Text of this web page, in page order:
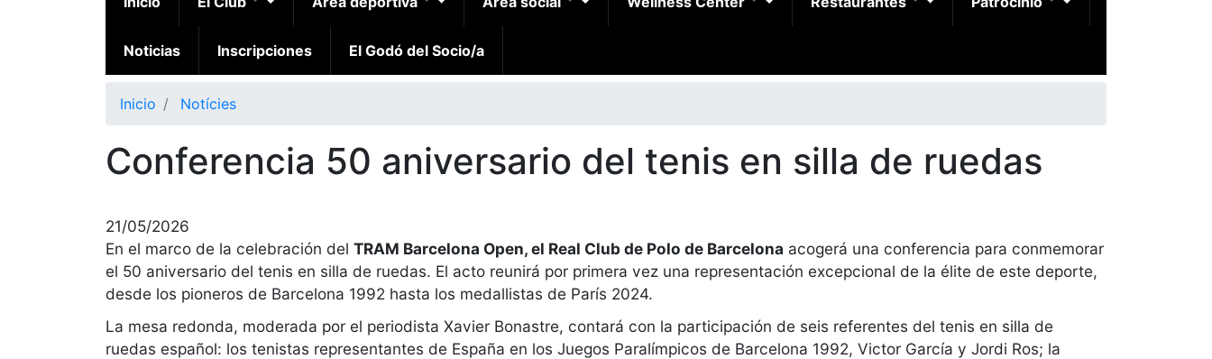
Noticias Inscripciones El Godó del Socio/a
Inicio Notícies
Conferencia 50 aniversario del tenis en silla de ruedas
21/05/2026
En el marco de la celebración del TRAM Barcelona Open, el Real Club de Polo de Barcelona acogerá una conferencia para conmemorar
el 50 aniversario del tenis en silla de ruedas. El acto reunirá por primera vez una representación excepcional de la élite de este deporte,
desde los pioneros de Barcelona 1992 hasta los medallistas de París 2024.
La mesa redonda, moderada por el periodista Xavier Bonastre, contará con la participación de seis referentes del tenis en silla de
ruedas español: los tenistas representantes de España en los Juegos Paralímpicos de Barcelona 1992, Victor García y Jordi Ros; la